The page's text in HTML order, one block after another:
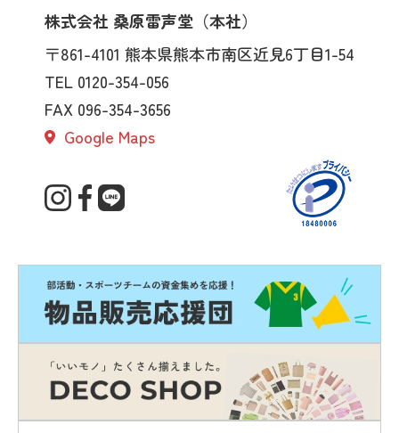
株式会社 桑原雷声堂（本社）
〒861-4101 熊本県熊本市南区近見6丁目1-54
TEL 0120-354-056
FAX 096-354-3656
Google Maps